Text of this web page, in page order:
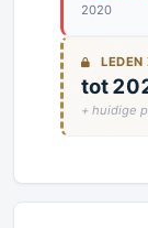
2020
LEDEN
tot
+ huidige